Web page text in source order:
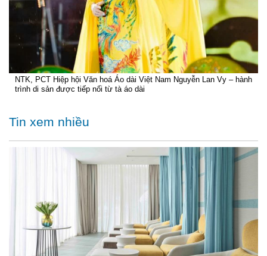
NTK, PCT Hiệp hội Văn hoá Áo dài Việt Nam Nguyễn Lan Vy – hành
trình di sản được tiếp nối từ tà áo dài
Tin xem nhiều